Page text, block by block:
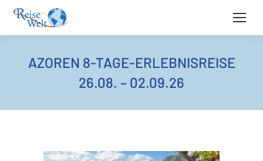
AZOREN 8-TAGE-ERLEBNISREISE
26.08. – 02.09.26